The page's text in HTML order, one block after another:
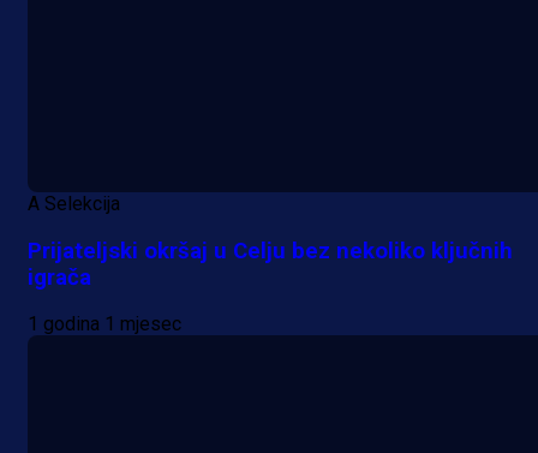
A Selekcija
Prijateljski okršaj u Celju bez nekoliko ključnih
igrača
1 godina 1 mjesec